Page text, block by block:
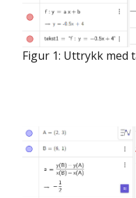
Figur 1: Uttrykk med